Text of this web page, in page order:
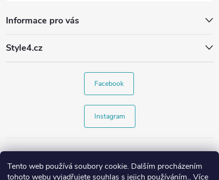
Tento web používá soubory cookie. Dalším procházením
tohoto webu vyjadřujete souhlas s jejich používáním.. Více
Informace pro vás
Style4.cz
Facebook
Instagram